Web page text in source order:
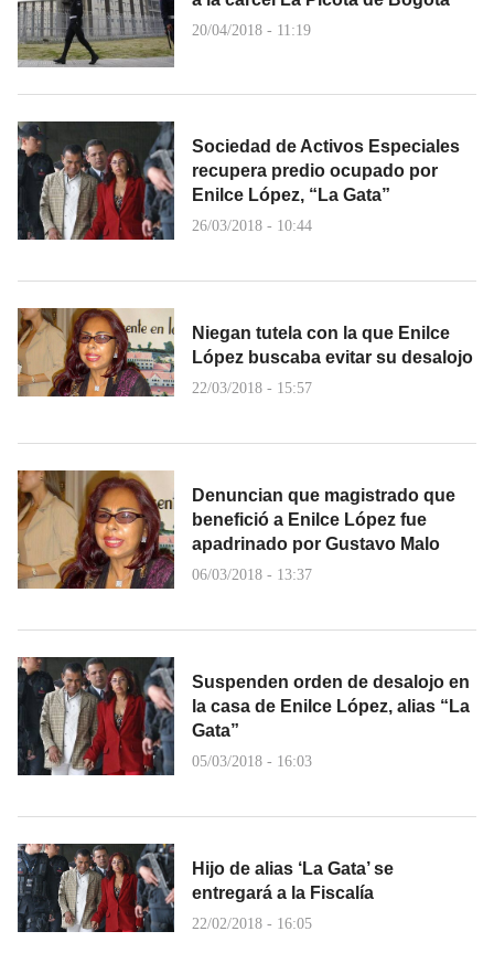
20/04/2018 - 11:19
Sociedad de Activos Especiales
recupera predio ocupado por
Enilce López, “La Gata”
26/03/2018 - 10:44
Niegan tutela con la que Enilce
López buscaba evitar su desalojo
22/03/2018 - 15:57
Denuncian que magistrado que
benefició a Enilce López fue
apadrinado por Gustavo Malo
06/03/2018 - 13:37
Suspenden orden de desalojo en
la casa de Enilce López, alias “La
Gata”
05/03/2018 - 16:03
Hijo de alias ‘La Gata’ se
entregará a la Fiscalía
22/02/2018 - 16:05